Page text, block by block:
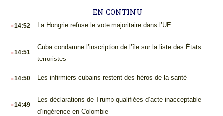
EN CONTINU
.14:52 La Hongrie refuse le vote majoritaire dans l’UE
.14:51
Cuba condamne l’inscription de l’île sur la liste des États
terroristes
.14:50 Les infirmiers cubains restent des héros de la santé
.14:49
Les déclarations de Trump qualifiées d’acte inacceptable
d’ingérence en Colombie